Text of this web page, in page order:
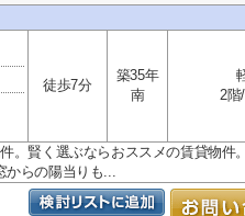
徒歩7分
築35年
南
2階
。賢く選ぶならおススメの賃貸物件
からの陽当りも...